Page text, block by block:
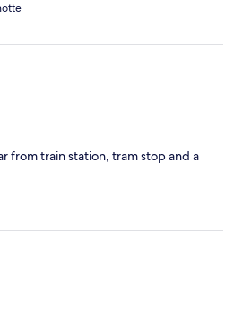
from train station, tram stop and a